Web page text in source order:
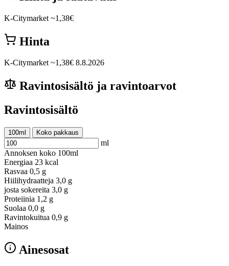
K-Citymarket ~1,38€
Hinta
K-Citymarket ~1,38€ 8.8.2026
Ravintosisältö ja ravintoarvot
Ravintosisältö
100ml Koko pakkaus
ml
Annoksen koko 100ml
Energiaa 23 kcal
Rasvaa 0,5 g
Hiilihydraatteja 3,0 g
josta sokereita 3,0 g
Proteiinia 1,2 g
Suolaa 0,0 g
Ravintokuitua 0,9 g
Mainos
Ainesosat